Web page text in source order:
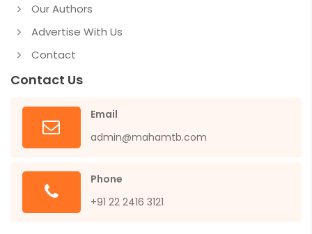
Our Authors
Advertise With Us
Contact
Contact Us
Email
admin@mahamtb.com
Phone
+91 22 2416 3121